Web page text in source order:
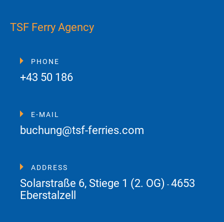
TSF Ferry Agency
PHONE
+43 50 186
E-MAIL
buchung@tsf-ferries.com
ADDRESS
Solarstraße 6, Stiege 1 (2. OG) - 4653
Eberstalzell